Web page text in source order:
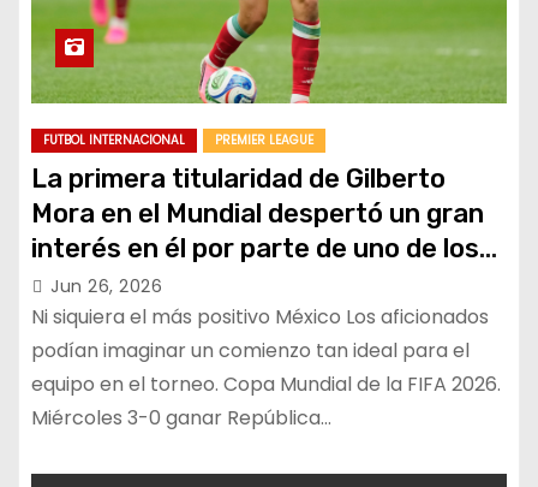
FUTBOL INTERNACIONAL PREMIER LEAGUE
La primera titularidad de Gilberto
Mora en el Mundial despertó un gran
interés en él por parte de uno de los
mejores clubes europeos del mundo.
Jun 26, 2026
Ni siquiera el más positivo México Los aficionados
podían imaginar un comienzo tan ideal para el
equipo en el torneo. Copa Mundial de la FIFA 2026.
Miércoles 3-0 ganar República…